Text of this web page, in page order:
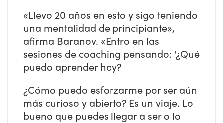
«Llevo 20 años en esto y sigo teniendo
una mentalidad de principiante»,
afirma Baranov. «Entro en las
sesiones de coaching pensando: ‘¿Qué
puedo aprender hoy?
¿Cómo puedo esforzarme por ser aún
más curioso y abierto? Es un viaje. Lo
bueno que puedes llegar a ser o lo